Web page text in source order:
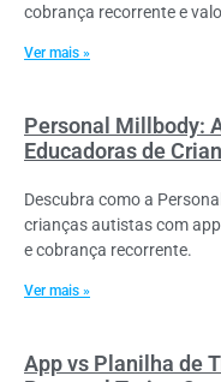
cobrança recorrente e
Ver mais »
Personal Millbody:
Educadoras de
Descubra como a
crianças autistas com
e cobrança recorrente.
Ver mais »
App vs Planilha de